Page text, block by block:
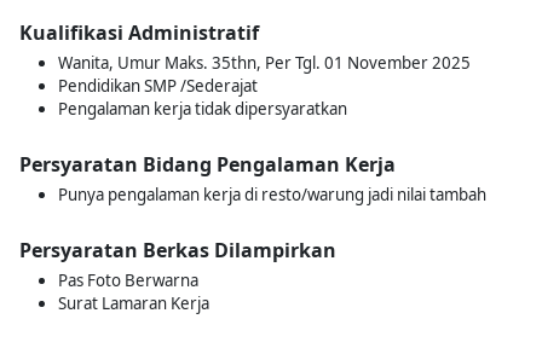
Kualifikasi Administratif
Wanita, Umur Maks. 35thn, Per Tgl. 01 November 2025
Pendidikan SMP /Sederajat
Pengalaman kerja tidak dipersyaratkan
Persyaratan Bidang Pengalaman Kerja
Punya pengalaman kerja di resto/warung jadi nilai tambah
Persyaratan Berkas Dilampirkan
Pas Foto Berwarna
Surat Lamaran Kerja